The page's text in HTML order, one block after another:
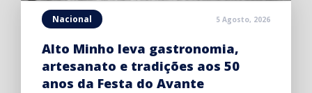
Nacional 5 Agosto, 2026
Alto Minho leva gastronomia,
artesanato e tradições aos 50
anos da Festa do Avante